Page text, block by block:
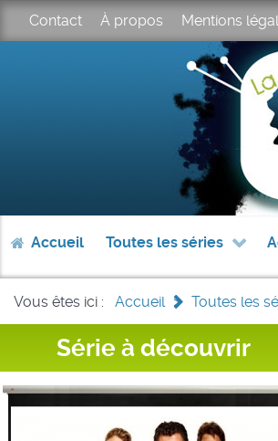
Contact À propos Mentions
Accueil Toutes les séries
Vous êtes ici : Accueil > Toutes les
Série à découvrir